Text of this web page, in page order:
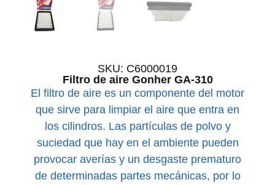
SKU: C6000019
Filtro de aire Gonher GA-310
El filtro de aire es un componente del motor
que sirve para limpiar el aire que entra en
los cilindros. Las partículas de polvo y
suciedad que hay en el ambiente pueden
provocar averías y un desgaste prematuro
de determinadas partes mecánicas, por lo